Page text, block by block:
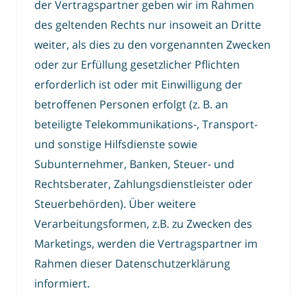
der Vertragspartner geben wir im Rahmen
des geltenden Rechts nur insoweit an Dritte
weiter, als dies zu den vorgenannten Zwecken
oder zur Erfüllung gesetzlicher Pflichten
erforderlich ist oder mit Einwilligung der
betroffenen Personen erfolgt (z. B. an
beteiligte Telekommunikations-, Transport-
und sonstige Hilfsdienste sowie
Subunternehmer, Banken, Steuer- und
Rechtsberater, Zahlungsdienstleister oder
Steuerbehörden). Über weitere
Verarbeitungsformen, z.B. zu Zwecken des
Marketings, werden die Vertragspartner im
Rahmen dieser Datenschutzerklärung
informiert.